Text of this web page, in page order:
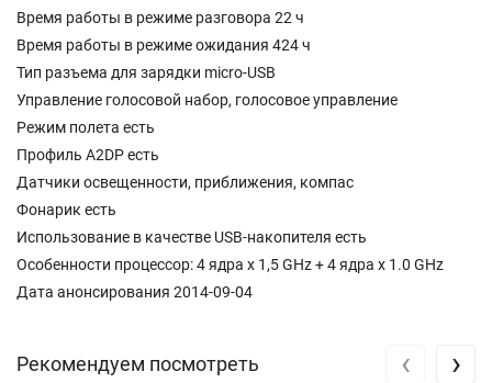
Время работы в режиме разговора 22 ч
Время работы в режиме ожидания 424 ч
Тип разъема для зарядки micro-USB
Управление голосовой набор, голосовое управление
Режим полета есть
Профиль A2DP есть
Датчики освещенности, приближения, компас
Фонарик есть
Использование в качестве USB-накопителя есть
Особенности процессор: 4 ядра x 1,5 GHz + 4 ядра x 1.0 GHz
Дата анонсирования 2014-09-04
Рекомендуем посмотреть ‹ ›